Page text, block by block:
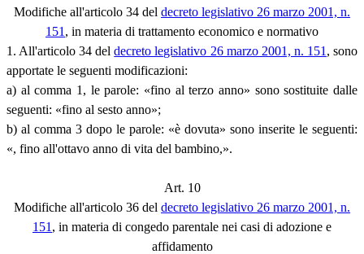
Modifiche all'articolo 34 del decreto legislativo 26 marzo 2001, n.
151 , in materia di trattamento economico e normativo
1. All'articolo 34 deldecreto legislativo 26 marzo 2001, n. 151 , sono
apportate le seguenti modificazioni:
a) al comma 1, le parole: «fino al terzo anno» sono sostituite dalle
seguenti: «fino al sesto anno»;
b) al comma 3 dopo le parole: «è dovuta» sono inserite le seguenti:
«, fino all'ottavo anno di vita del bambino,».
Art. 10
Modifiche all'articolo 36 del decreto legislativo 26 marzo 2001, n.
151 , in materia di congedo parentale nei casi di adozione e
affidamento